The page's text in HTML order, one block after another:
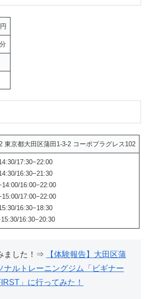
東京都大田区蒲田1-3-2 コーポプラグレス102
17:30−22:00
16:30−21:30
16:00−22:00
17:00−22:00
16:30−18:30
16:30−20:30
ました！⇒
【体験報告】大田区蒲
ナルトレーニングジム「ビギナー
」に行ってみた！